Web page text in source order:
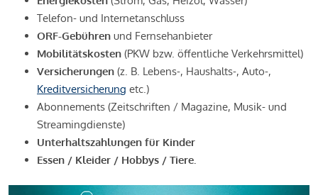
Telefon- und Internetanschluss
ORF-Gebühren und Fernsehanbieter
Mobilitätskosten (PKW bzw. öffentliche Verkehrsmittel)
Versicherungen (z. B. Lebens-, Haushalts-, Auto-,
Kreditversicherung etc.)
Abonnements (Zeitschriften / Magazine, Musik- und
Streamingdienste)
Unterhaltszahlungen für Kinder
Essen / Kleider / Hobbys / Tiere.